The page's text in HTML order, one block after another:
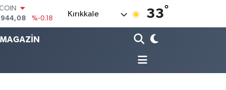
%-0.18
%0.18
Kırıkkale 33°
MAGAZİN